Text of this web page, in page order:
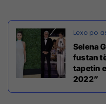
Selena
fustan
tapetin
2022”